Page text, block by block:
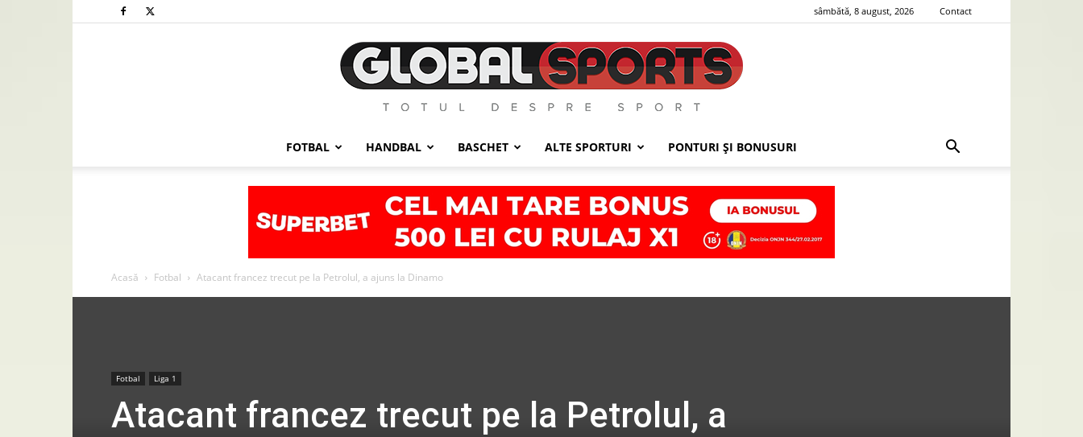
sâmbătă, 8 august, 2026 Contact
FOTBAL HANDBAL BASCHET ALTE SPORTURI PONTURI ȘI BONUSURI
Acasă Fotbal Atacant francez trecut pe la Petrolul, a ajuns la Dinamo
Fotbal Liga 1
Atacant francez trecut pe la Petrolul, a